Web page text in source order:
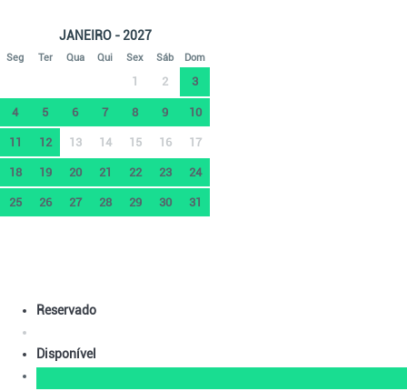
JANEIRO - 2027
Seg Ter Qua Qui Sex Sáb Dom
1 2 3
4 5 6 7 8 9 10
11 12 13 14 15 16 17
18 19 20 21 22 23 24
25 26 27 28 29 30 31
Reservado
Disponível